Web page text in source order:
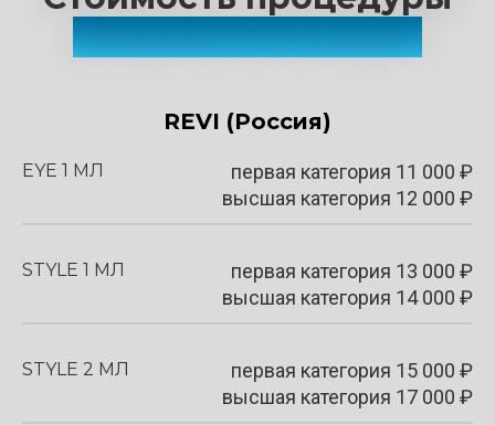
Биоревитализация
REVI (Россия)
EYE 1 МЛ первая категория 11 000 ₽
высшая категория 12 000 ₽
STYLE 1 МЛ первая категория 13 000 ₽
высшая категория 14 000 ₽
STYLE 2 МЛ первая категория 15 000 ₽
высшая категория 17 000 ₽